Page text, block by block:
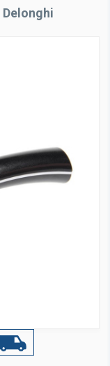
Delonghi